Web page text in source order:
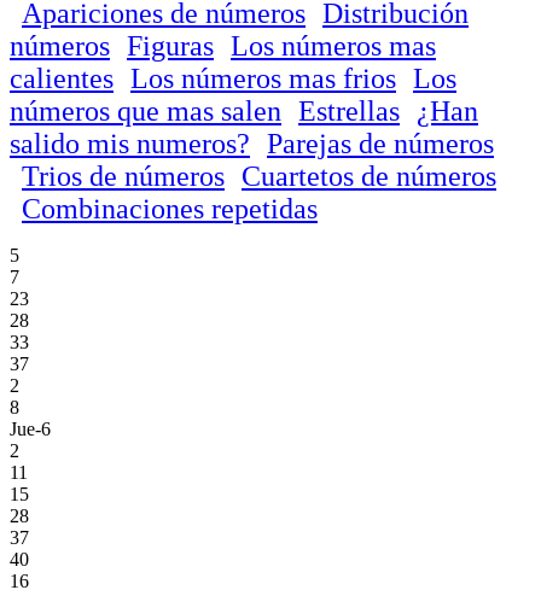
Apariciones de números Distribución
números Figuras Los números mas
calientes Los números mas frios Los
números que mas salen Estrellas
¿Han
salido mis numeros? Parejas de números
Trios de números Cuartetos de números
Combinaciones repetidas
5
7
23
28
33
37
2
8
Jue-6
2
11
15
28
37
40
16